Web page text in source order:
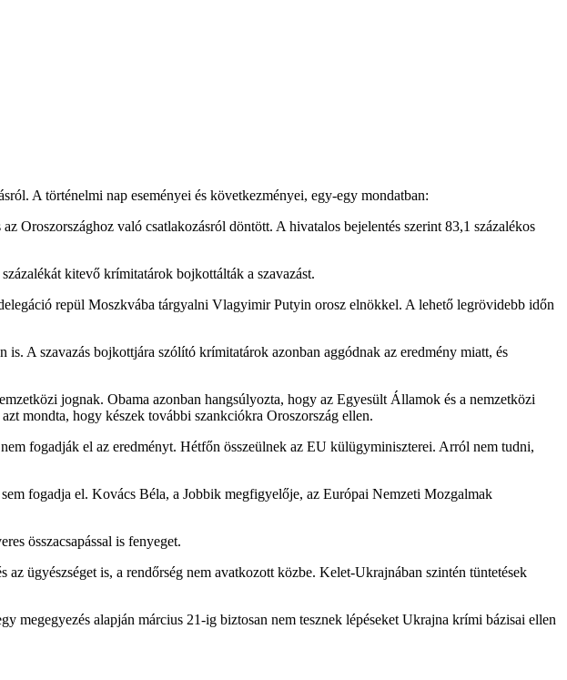
A történelmi nap eseményei és következményei, egy-egy mondatban:
Oroszországhoz való csatlakozásról döntött. A hivatalos bejelentés szerint 83,1 százalékos
kitevő krímitatárok bojkottálták a szavazást.
repül Moszkvába tárgyalni Vlagyimir Putyin orosz elnökkel. A lehető legrövidebb időn
A szavazás bojkottjára szólító krímitatárok azonban aggódnak az eredmény miatt, és
jognak. Obama azonban hangsúlyozta, hogy az Egyesült Államok és a nemzetközi
mondta, hogy készek további szankciókra Oroszország ellen.
fogadják el az eredményt. Hétfőn összeülnek az EU külügyminiszterei. Arról nem tudni,
fogadja el. Kovács Béla, a Jobbik megfigyelője, az Európai Nemzeti Mozgalmak
összacsapással is fenyeget.
ügyészséget is, a rendőrség nem avatkozott közbe. Kelet-Ukrajnában szintén tüntetések
megegyezés alapján március 21-ig biztosan nem tesznek lépéseket Ukrajna krími bázisai ellen